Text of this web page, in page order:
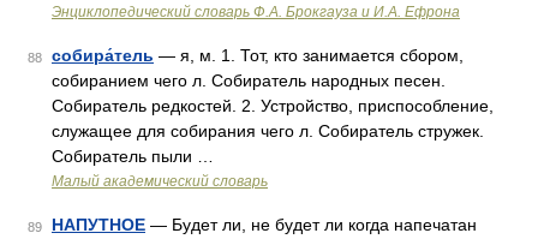
Энциклопедический словарь Ф.А. Брокгауза и И.А. Ефрона
88 собира́тель — я, м. 1. Тот, кто занимается сбором,
собиранием чего л. Собиратель народных песен.
Собиратель редкостей. 2. Устройство, приспособление,
служащее для собирания чего л. Собиратель стружек.
Собиратель пыли …
Малый академический словарь
89 НАПУТНОЕ — Будет ли, не будет ли когда напечатан